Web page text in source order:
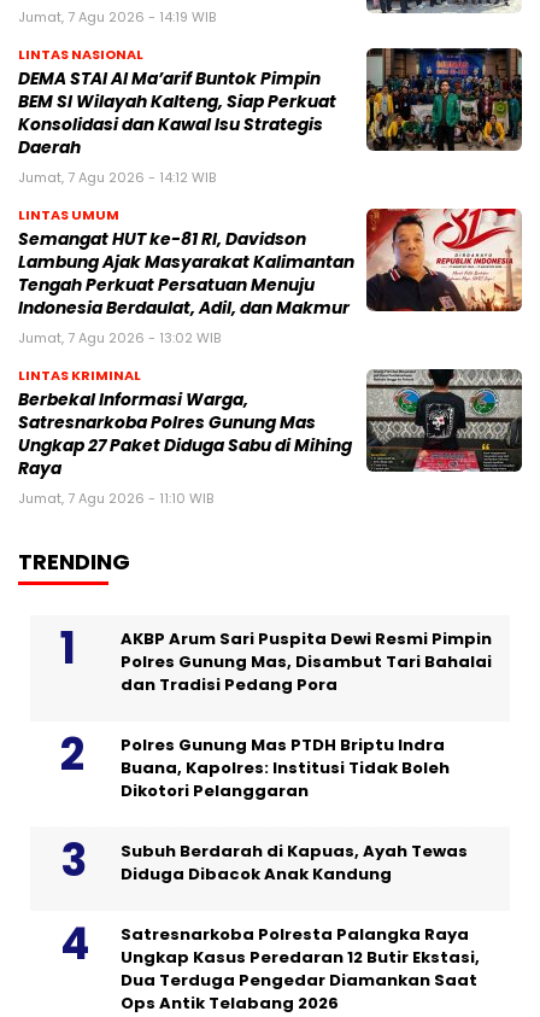
Jumat, 7 Agu 2026 - 14:19 WIB
LINTAS NASIONAL
DEMA STAI Al Ma’arif Buntok Pimpin
BEM SI Wilayah Kalteng, Siap Perkuat
Konsolidasi dan Kawal Isu Strategis
Daerah
Jumat, 7 Agu 2026 - 14:12 WIB
LINTAS UMUM
Semangat HUT ke-81 RI, Davidson
Lambung Ajak Masyarakat Kalimantan
Tengah Perkuat Persatuan Menuju
Indonesia Berdaulat, Adil, dan Makmur
Jumat, 7 Agu 2026 - 13:02 WIB
LINTAS KRIMINAL
Berbekal Informasi Warga,
Satresnarkoba Polres Gunung Mas
Ungkap 27 Paket Diduga Sabu di Mihing
Raya
Jumat, 7 Agu 2026 - 11:10 WIB
TRENDING
AKBP Arum Sari Puspita Dewi Resmi Pimpin
Polres Gunung Mas, Disambut Tari Bahalai
dan Tradisi Pedang Pora
Polres Gunung Mas PTDH Briptu Indra
Buana, Kapolres: Institusi Tidak Boleh
Dikotori Pelanggaran
Subuh Berdarah di Kapuas, Ayah Tewas
Diduga Dibacok Anak Kandung
Satresnarkoba Polresta Palangka Raya
Ungkap Kasus Peredaran 12 Butir Ekstasi,
Dua Terduga Pengedar Diamankan Saat
Ops Antik Telabang 2026